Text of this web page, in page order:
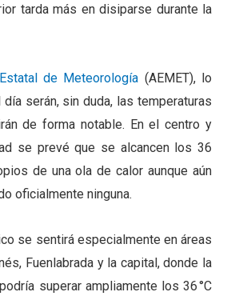
tarda más en disiparse durante la
de Meteorología (AEMET), lo
serán, sin duda, las temperaturas
de forma notable. En el centro y
se prevé que se alcancen los 36
de una ola de calor aunque aún
oficialmente ninguna.
se sentirá especialmente en áreas
Fuenlabrada y la capital, donde la
superar ampliamente los 36 °C